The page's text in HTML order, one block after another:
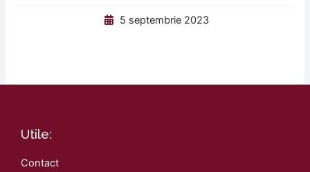
5 septembrie 2023
Utile:
Contact